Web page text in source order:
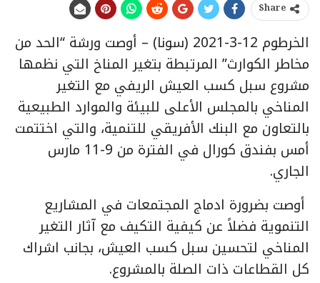
Share
الخرطوم 12-3-2021 (سونا) – أوصت ورشة “الحد من
مخاطر الكوارث” المرتبطة بتغير المناخ التي نظمها
مشروع سبل كسب العيش الريفي مع التغير
المناخي بالمجلس الأعلى للبيئة والموارد الطبيعية
بالتعاون مع البنك الأفريقي للتنمية، والتي اختتمت
أمس بفندق كورال في الفترة من 9-11 مارس
الجاري.
أوصت بضرورة ادماج المجتمعات في المشاريع
التنموية فضلاً عن كيفية التكيف مع آثار التغير
المناخي لتحسين سبل كسب العيش، بجانب اشراك
كل القطاعات ذات الصلة بالمشروع.